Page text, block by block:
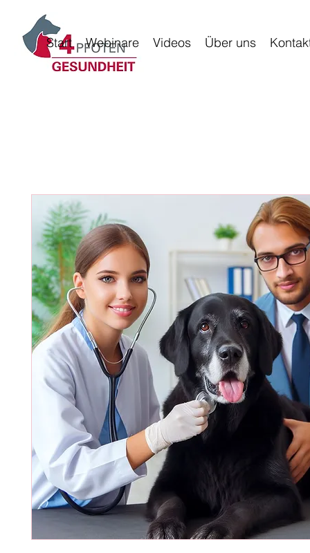
Start Webinare Videos Über uns